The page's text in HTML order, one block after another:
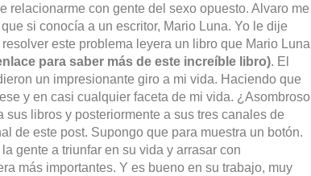
relacionarme con gente del sexo opuesto. Alvaro me
si conocía a un escritor, Mario Luna. Yo le dije
este problema leyera un libro que Mario Luna
para saber más de este increíble libro). El
un impresionante giro a mi vida. Haciendo que
y en casi cualquier faceta de mi vida. ¿Asombroso
libros y posteriormente a sus tres canales de
de este post. Supongo que para muestra un botón.
gente a triunfar en su vida y arrasar con
más importantes. Y es bueno en su trabajo, muy